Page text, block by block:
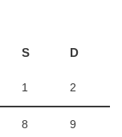
S D
1 2
8 9